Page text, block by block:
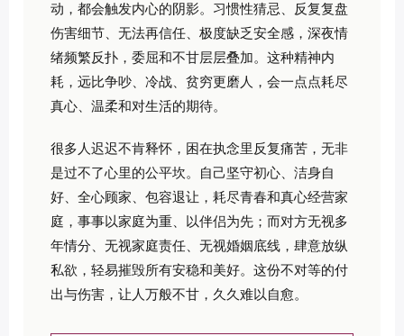
动，都会触发内心的阴影。习惯性猜忌、反复复盘
伤害细节、无法再信任、极度缺乏安全感，深夜情
绪频繁反扑，委屈和不甘层层叠加。这种精神内
耗，远比争吵、冷战、贫穷更磨人，会一点点耗尽
真心、温柔和对生活的期待。
很多人迟迟不肯释怀，困在执念里反复痛苦，无非
是过不了心里的公平坎。自己坚守初心、洁身自
好、全心顾家、包容退让，耗尽青春和真心经营家
庭，事事以家庭为重、以伴侣为先；而对方无视多
年情分、无视家庭责任、无视婚姻底线，肆意放纵
私欲，轻易摧毁所有安稳和美好。这份不对等的付
出与伤害，让人万般不甘，久久难以自愈。